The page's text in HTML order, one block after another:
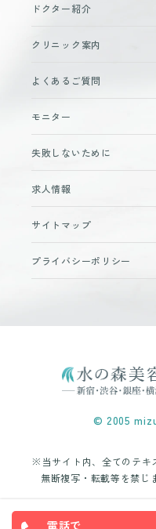
ドクター紹介
クリニック案内
よくあるご質問
モニター
失敗しないために
求人情報
サイトマップ
プライバシーポリシー
© 2005
※当サイト内、全てのテキ
無断複写・転載等を禁じ
電話で